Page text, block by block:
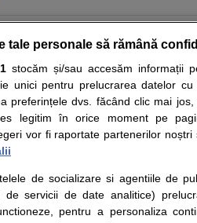
Autoevaluare simptome
avizate ale medicilor, sfaturile si orice alte
stabilit in urma investigatiilor si
la dispozitie pentru programare in
noi
noi
Legal
Termeni si conditii
Politica de
tale personale să rămână
stocăm și/sau accesăm informații
unici pentru prelucrarea datelor cu
preferințele dvs. făcând clic mai
legitim în orice moment pe
vor fi raportate partenerilor
de socializare si agentiile de
de servicii de date analitice)
pentru a personaliza